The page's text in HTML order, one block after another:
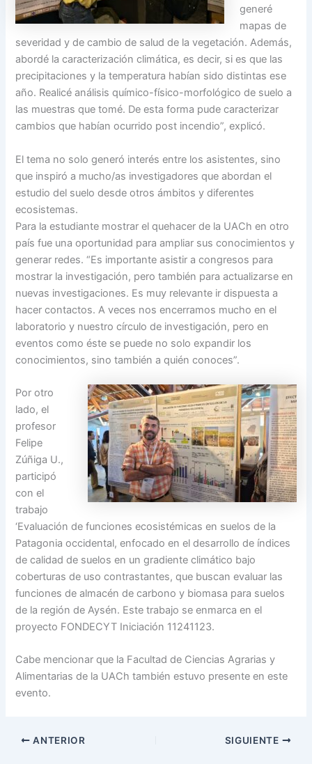
generé
mapas de
severidad y de cambio de salud de la vegetación. Además,
abordé la caracterización climática, es decir, si es que las
precipitaciones y la temperatura habían sido distintas ese
año. Realicé análisis químico-físico-morfológico de suelo a
las muestras que tomé. De esta forma pude caracterizar
cambios que habían ocurrido post incendio”, explicó.
El tema no solo generó interés entre los asistentes, sino
que inspiró a mucho/as investigadores que abordan el
estudio del suelo desde otros ámbitos y diferentes
ecosistemas.
Para la estudiante mostrar el quehacer de la UACh en otro
país fue una oportunidad para ampliar sus conocimientos y
generar redes. “Es importante asistir a congresos para
mostrar la investigación, pero también para actualizarse en
nuevas investigaciones. Es muy relevante ir dispuesta a
hacer contactos. A veces nos encerramos mucho en el
laboratorio y nuestro círculo de investigación, pero en
eventos como éste se puede no solo expandir los
conocimientos, sino también a quién conoces”.
Por otro
lado, el
profesor
Felipe
Zúñiga U.,
participó
con el
trabajo
‘Evaluación de funciones ecosistémicas en suelos de la
Patagonia occidental, enfocado en el desarrollo de índices
de calidad de suelos en un gradiente climático bajo
coberturas de uso contrastantes, que buscan evaluar las
funciones de almacén de carbono y biomasa para suelos
de la región de Aysén. Este trabajo se enmarca en el
proyecto FONDECYT Iniciación 11241123.
Cabe mencionar que la Facultad de Ciencias Agrarias y
Alimentarias de la UACh también estuvo presente en este
evento.
ANTERIOR SIGUIENTE